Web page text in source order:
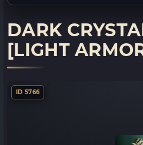
DARK
[LIGHT
ID 5766